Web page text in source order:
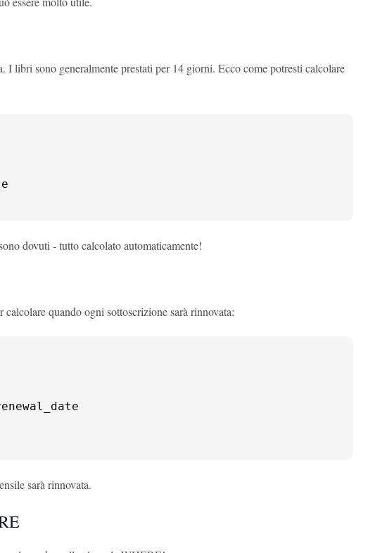
libri sono generalmente prestati per 14 giorni. Ecco come potresti calcolare
dovuti - tutto calcolato automaticamente!
quando ogni sottoscrizione sarà rinnovata:
sarà rinnovata.